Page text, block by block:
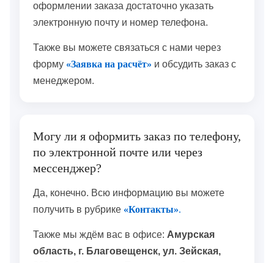
оформлении заказа достаточно указать
электронную почту и номер телефона.
Также вы можете связаться с нами через
форму «Заявка на расчёт» и обсудить заказ с
менеджером.
Могу ли я оформить заказ по телефону,
по электронной почте или через
мессенджер?
Да, конечно. Всю информацию вы можете
получить в рубрике «Контакты».
Также мы ждём вас в офисе: Амурская
область, г. Благовещенск, ул. Зейская,